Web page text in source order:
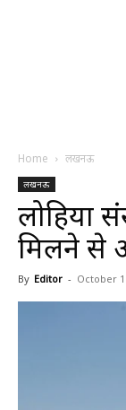
Home लखनऊ
लखनऊ
लोहिया
मिलने से
By Editor - October